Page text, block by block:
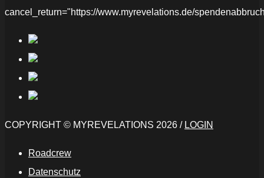
cancel_return="https://www.myrevelations.de/
COPYRIGHT © MYREVELATIONS 2026 / LOGIN
Roadcrew
Datenschutz